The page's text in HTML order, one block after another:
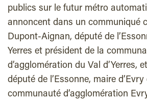
publics sur le futur métro
annoncent dans un communiqué
Dupont-Aignan, député de
Yerres et président de la
d’agglomération du Val d’Yerres,
député de l’Essonne, maire
communauté d’agglomération